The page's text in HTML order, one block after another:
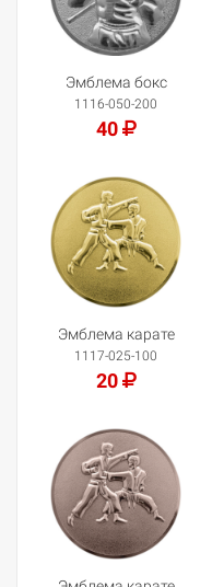
Эмблема бокс
1116-050-200
40
Добавить в корзину
Эмблема карате
1117-025-100
20
Добавить в корзину